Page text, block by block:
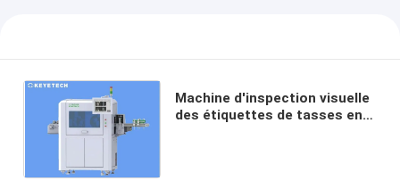
Machine d'inspection visuelle
des étiquettes de tasses en